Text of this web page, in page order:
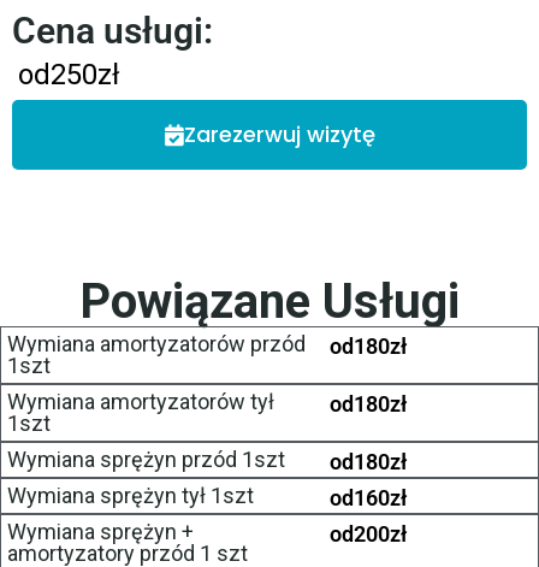
Cena usługi:
od250zł
Zarezerwuj wizytę
Powiązane Usługi
Wymiana amortyzatorów przód
1szt
od180zł
Wymiana amortyzatorów tył
1szt
od180zł
Wymiana sprężyn przód 1szt od180zł
Wymiana sprężyn tył 1szt
od160zł
Wymiana sprężyn +
amortyzatory przód 1 szt
od200zł